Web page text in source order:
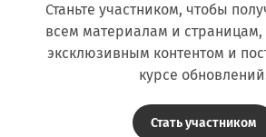
Станьте участником, чтобы
всем материалам и страницам,
эксклюзивным контентом и
курсе
Стать участником